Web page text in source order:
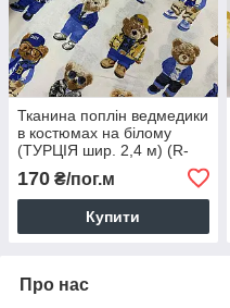
Тканина поплін ведмедики
в костюмах на білому
(ТУРЦІЯ шир. 2,4 м) (R-
170 ₴/пог.м
Купити
Про нас